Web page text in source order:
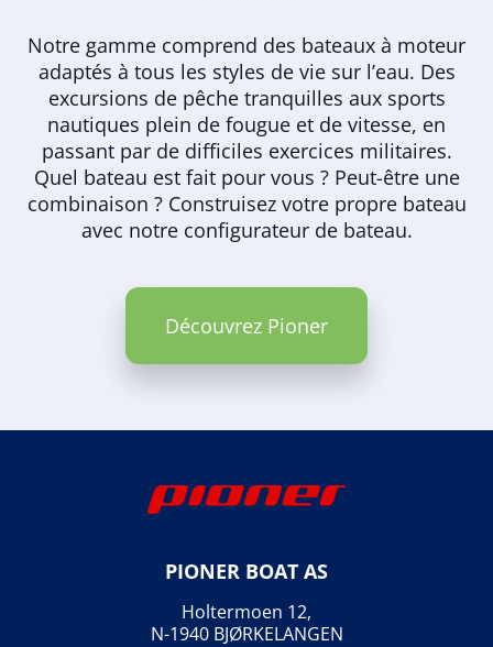
Notre gamme comprend des bateaux à moteur
adaptés à tous les styles de vie sur l’eau. Des
excursions de pêche tranquilles aux sports
nautiques plein de fougue et de vitesse, en
passant par de difficiles exercices militaires.
Quel bateau est fait pour vous ? Peut-être une
combinaison ? Construisez votre propre bateau
avec notre configurateur de bateau.
Découvrez Pioner
PIONER BOAT AS
Holtermoen 12,
N-1940 BJØRKELANGEN